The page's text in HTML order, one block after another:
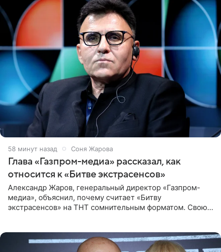
59 минут назад Соня Жарова
Глава «Газпром-медиа» рассказал, как
относится к «Битве экстрасенсов»
Александр Жаров, генеральный директор «Газпром-
медиа», объяснил, почему считает «Битву
экстрасенсов» на ТНТ сомнительным форматом. Свою